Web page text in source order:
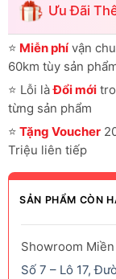
Ưu Đãi
⭐ Miễn phívận
60km tùy sản
⭐ Lỗi làĐổi mới
từng sản phẩm
⭐ Tặng Voucher
Triệu liên tiếp
SẢN PHẨM CÒN
Showroom
Số 7 – Lô 17,